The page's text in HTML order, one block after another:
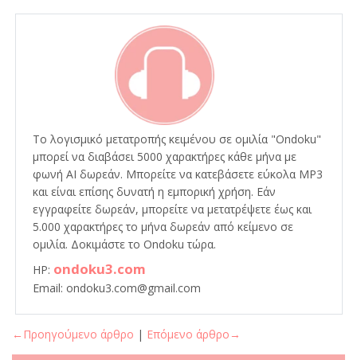
Το λογισμικό μετατροπής κειμένου σε ομιλία "Ondoku"
μπορεί να διαβάσει 5000 χαρακτήρες κάθε μήνα με
φωνή AI δωρεάν. Μπορείτε να κατεβάσετε εύκολα MP3
και είναι επίσης δυνατή η εμπορική χρήση. Εάν
εγγραφείτε δωρεάν, μπορείτε να μετατρέψετε έως και
5.000 χαρακτήρες το μήνα δωρεάν από κείμενο σε
ομιλία. Δοκιμάστε το Ondoku τώρα.
HP: ondoku3.com
Email: ondoku3.com@gmail.com
←Προηγούμενο άρθρο | Επόμενο άρθρο→